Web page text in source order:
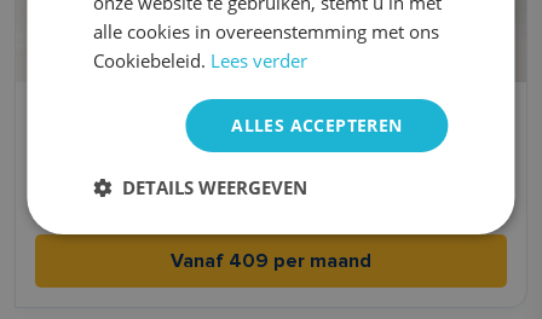
4,8 l/100km l/100km 2021
Vanaf 409 per maand
alle cookies in overeenstemming met ons
Cookiebeleid. Lees verder
ALLES ACCEPTEREN
DETAILS WEERGEVEN